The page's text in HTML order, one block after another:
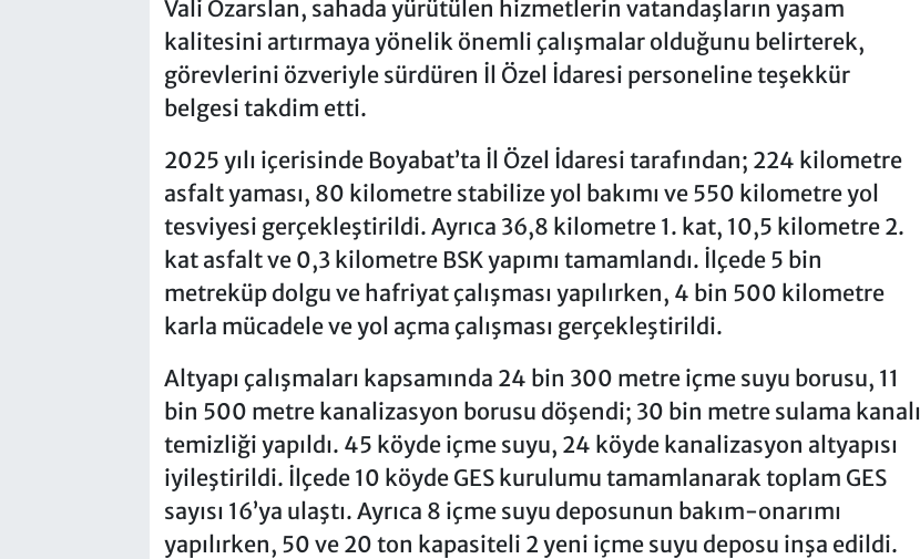
Vali Özarslan, sahada yürütülen hizmetlerin vatandaşların yaşam
kalitesini artırmaya yönelik önemli çalışmalar olduğunu belirterek,
görevlerini özveriyle sürdüren İl Özel İdaresi personeline teşekkür
belgesi takdim etti.
2025 yılı içerisinde Boyabat’ta İl Özel İdaresi tarafından; 224 kilometre
asfalt yaması, 80 kilometre stabilize yol bakımı ve 550 kilometre yol
tesviyesi gerçekleştirildi. Ayrıca 36,8 kilometre 1. kat, 10,5 kilometre 2.
kat asfalt ve 0,3 kilometre BSK yapımı tamamlandı. İlçede 5 bin
metreküp dolgu ve hafriyat çalışması yapılırken, 4 bin 500 kilometre
karla mücadele ve yol açma çalışması gerçekleştirildi.
Altyapı çalışmaları kapsamında 24 bin 300 metre içme suyu borusu, 11
bin 500 metre kanalizasyon borusu döşendi; 30 bin metre sulama kanalı
temizliği yapıldı. 45 köyde içme suyu, 24 köyde kanalizasyon altyapısı
iyileştirildi. İlçede 10 köyde GES kurulumu tamamlanarak toplam GES
sayısı 16’ya ulaştı. Ayrıca 8 içme suyu deposunun bakım-onarımı
yapılırken, 50 ve 20 ton kapasiteli 2 yeni içme suyu deposu inşa edildi.